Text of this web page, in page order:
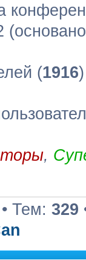
(1916
,
• Тем: 329